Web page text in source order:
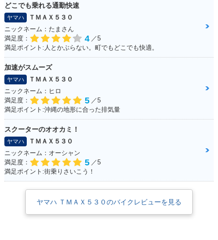
2013年 TMAX530 A
BS・新登場
2013年 TMAX530・
新登場
どこでも乗れる通勤快速
ヤマハ
ＴＭＡＸ５３０
ニックネーム：たまさん
満足度：
4 ／5
満足ポイント:人とかぶらない。町でもどこでも快適。
加速がスムーズ
ヤマハ
ＴＭＡＸ５３０
ニックネーム：ヒロ
満足度：
5 ／5
満足ポイント:沖縄の地形に合った排気量
スクーターのオオカミ！
ヤマハ
ＴＭＡＸ５３０
ニックネーム：オーシャン
満足度：
5 ／5
満足ポイント:街乗りさいこう！
ヤマハ ＴＭＡＸ５３０のバイクレビューを見る